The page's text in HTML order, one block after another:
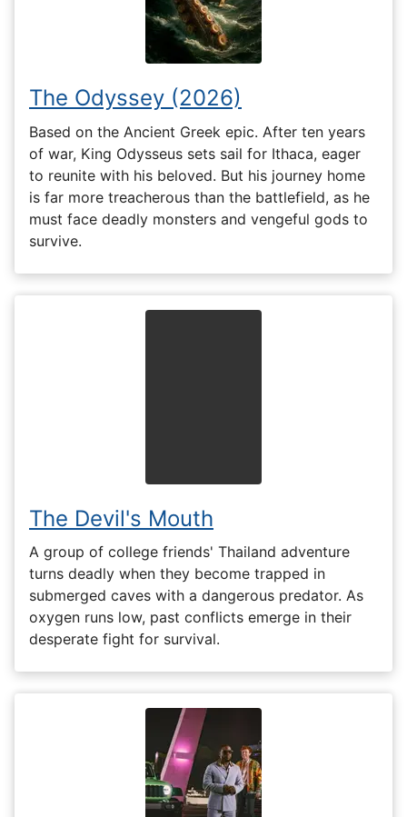
The Odyssey (2026)
Based on the Ancient Greek epic. After ten years
of war, King Odysseus sets sail for Ithaca, eager
to reunite with his beloved. But his journey home
is far more treacherous than the battlefield, as he
must face deadly monsters and vengeful gods to
survive.
The Devil's Mouth
A group of college friends' Thailand adventure
turns deadly when they become trapped in
submerged caves with a dangerous predator. As
oxygen runs low, past conflicts emerge in their
desperate fight for survival.